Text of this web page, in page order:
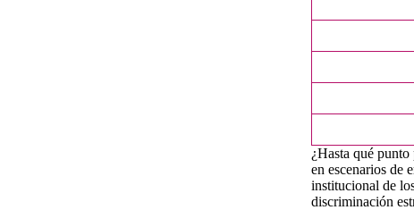
¿Hasta qué
en escenarios de
institucional de
discriminación